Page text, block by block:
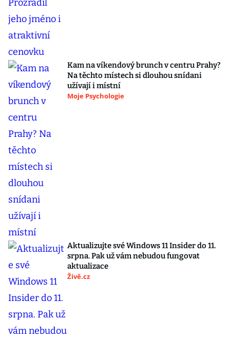
Kam na víkendový brunch v centru Prahy?
Na těchto místech si dlouhou snídani
užívají i místní
Moje Psychologie
Aktualizujte své Windows 11 Insider do 11.
srpna. Pak už vám nebudou fungovat
aktualizace
Živě.cz